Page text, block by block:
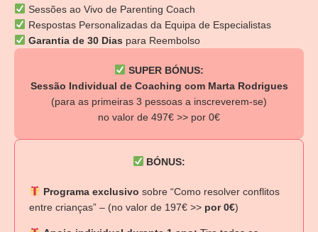
Sessões ao Vivo de Parenting Coach
Respostas Personalizadas da Equipa de Especialistas
Garantia de 30 Dias para Reembolso
SUPER BÓNUS:
Sessão Individual de Coaching com Marta Rodrigues
(para as primeiras 3 pessoas a inscreverem-se)
no valor de 497€ >> por 0€
BÓNUS:
Programa exclusivo sobre “Como resolver conflitos
entre crianças” – (no valor de 197€ >> por 0€)